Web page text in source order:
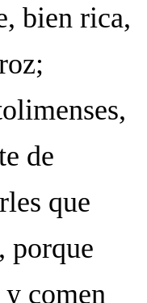
bien rica,
de
que
porque
comen